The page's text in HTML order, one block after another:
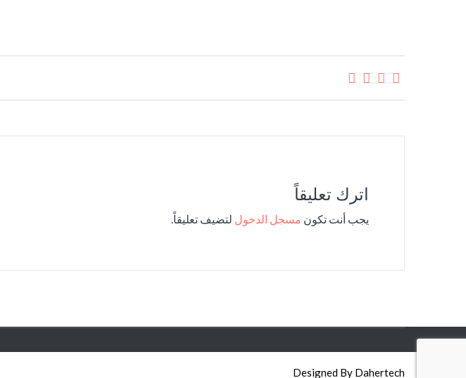
اترك تعليقاً
يجب أنت تكون مسجل الدخول لتضيف تعليقاً.
Designed By Dahertech